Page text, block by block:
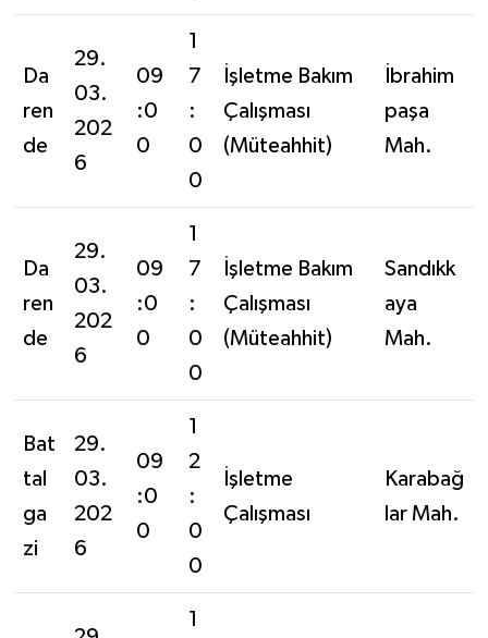
Da
ren
de
29.
03.
202
6
09
:0
0
1
7
:
0
0
İşletme Bakım
Çalışması
(Müteahhit)
İbrahim
paşa
Mah.
Da
ren
de
29.
03.
202
6
09
:0
0
1
7
:
0
0
İşletme Bakım
Çalışması
(Müteahhit)
Sandıkk
aya
Mah.
Bat
tal
ga
zi
29.
03.
202
6
09
:0
0
1
2
:
0
0
İşletme
Çalışması
Karabağ
lar Mah.
1